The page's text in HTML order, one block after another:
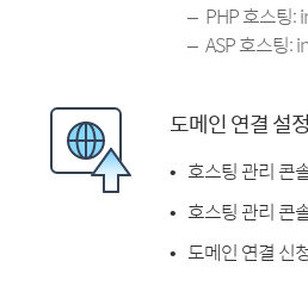
PHP 호스팅:
ASP 호스팅:
도메인 연결 설
호스팅 관리 콘
호스팅 관리 콘
도메인 연결 신